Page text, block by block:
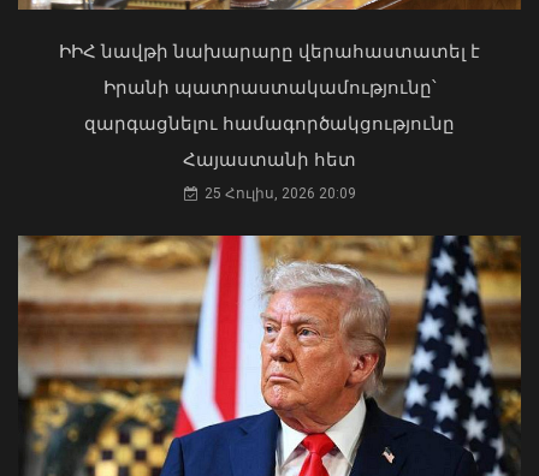
Քաղաքացիությունը չի կարող լինել
«ներդրման դիմաց արագ ստացվող
ծառայություն». ՆԳ նախարար
06 Օգոստոս, 2026 19:43
Արտաշատում 14 մարդ թունավորման
02 Օգոստոս, 2026 15:06
Երևանի Կենտրոնում պետության
սեփականության իրավունքն է
ԻԻՀ նավթի նախարարը վերահաստատել է
Իրանի պատրաստակամությունը՝
զարգացնելու համագործակցությունը
Հայաստանի հետ
25 Հուլիս, 2026 20:09